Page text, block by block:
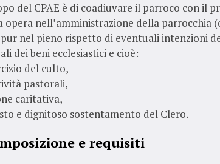
del CPAE è di coadiuvare il parroco con il
opera nell’amministrazione della parrocchia
nel pieno rispetto di eventuali intenzioni
dei beni ecclesiastici e cioè:
del culto,
pastorali,
caritativa,
e dignitoso sostentamento del Clero.
e requisiti